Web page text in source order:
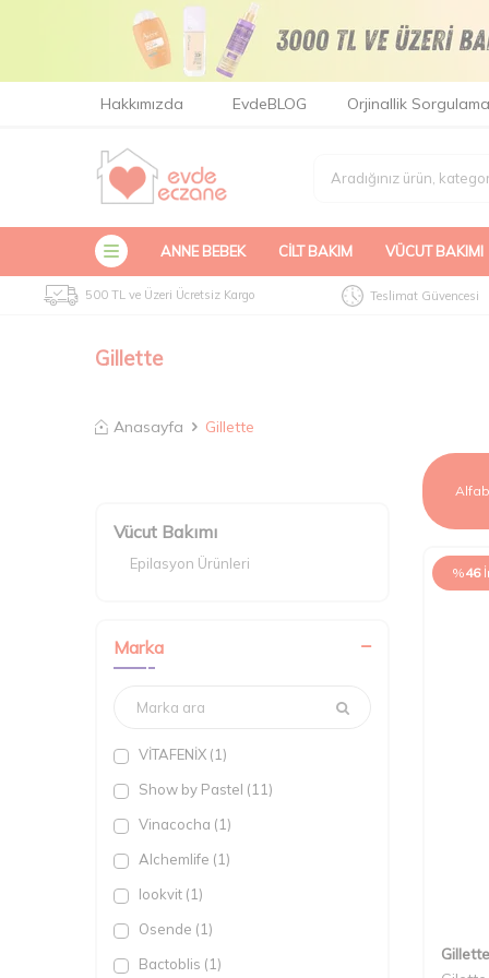
Hakkımızda EvdeBLOG Orjinallik Sorgulama
ANNE BEBEK CILT BAKIM VÜCUT BAKIMI
500 TL ve Üzeri Ücretsiz Kargo Teslimat Güvencesi
Gillette
Anasayfa Gillette
Vücut Bakımı
Epilasyon Ürünleri
Marka
VİTAFENİX (1)
Show by Pastel (11)
Vinacocha (1)
Alchemlife (1)
lookvit (1)
Osende (1)
Bactoblis (1)
%46
Gillette